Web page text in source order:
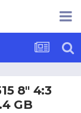
8" 4:3
GB